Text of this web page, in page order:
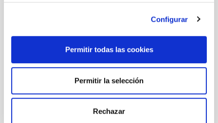
Configurar
Permitir todas las cookies
Permitir la selección
Rechazar
RECETAS CON KETCHUP
RECETAS CON SALSA DE MIEL MOSTAZA
RECETAS CON SALSA CÉSAR
CONTACT